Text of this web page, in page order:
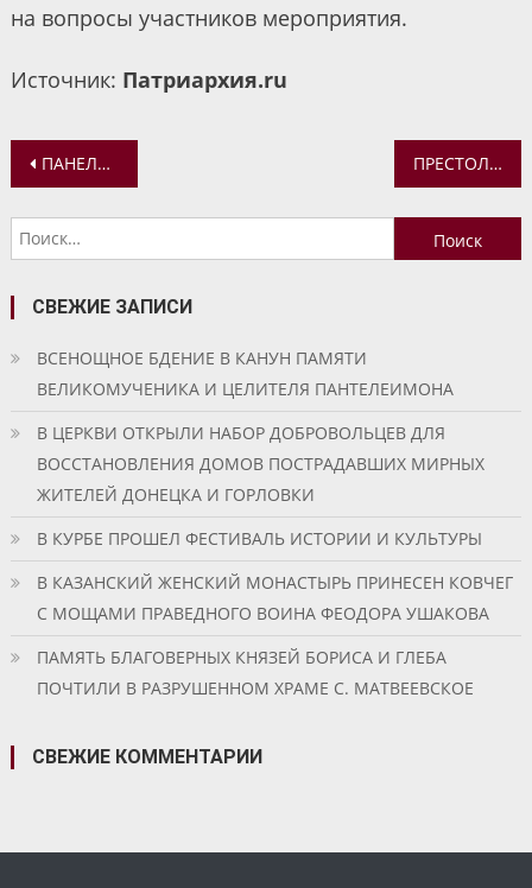
на вопросы участников мероприятия.
Источник: Патриархия.ru
Навигация
по
записям
ПАНЕЛЬНАЯ ДИСКУССИЯ «ДЕЙСТВИЯ ФАНАРА НА УКРАИНЕ: ОТРАЖЕНИЕ В МЕДИАПРОСТРАНСТВЕ» ПРОШЛА В РАМКАХ ФЕСТИВАЛЯ «ВЕРА И СЛОВО» ПРЕСТОЛЬНЫЙ ПРАЗДНИК КОРСУНСКОГО ХРАМА СЕЛА ДЕГТЕВО
Найти:
СВЕЖИЕ ЗАПИСИ
ВСЕНОЩНОЕ БДЕНИЕ В КАНУН ПАМЯТИ
ВЕЛИКОМУЧЕНИКА И ЦЕЛИТЕЛЯ ПАНТЕЛЕИМОНА
В ЦЕРКВИ ОТКРЫЛИ НАБОР ДОБРОВОЛЬЦЕВ ДЛЯ
ВОССТАНОВЛЕНИЯ ДОМОВ ПОСТРАДАВШИХ МИРНЫХ
ЖИТЕЛЕЙ ДОНЕЦКА И ГОРЛОВКИ
В КУРБЕ ПРОШЕЛ ФЕСТИВАЛЬ ИСТОРИИ И КУЛЬТУРЫ
В КАЗАНСКИЙ ЖЕНСКИЙ МОНАСТЫРЬ ПРИНЕСЕН КОВЧЕГ
С МОЩАМИ ПРАВЕДНОГО ВОИНА ФЕОДОРА УШАКОВА
ПАМЯТЬ БЛАГОВЕРНЫХ КНЯЗЕЙ БОРИСА И ГЛЕБА
ПОЧТИЛИ В РАЗРУШЕННОМ ХРАМЕ С. МАТВЕЕВСКОЕ
СВЕЖИЕ КОММЕНТАРИИ